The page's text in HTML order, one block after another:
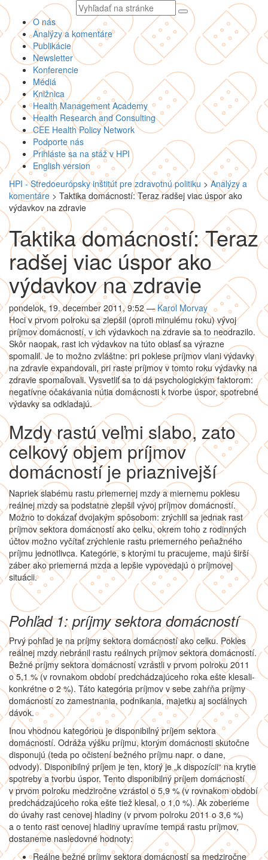
Vyhľadávaný
text
O nás
Analýzy a komentáre
Publikácie
Newsletter
Konferencie
Médiá
Knižnica
Health Management Academy
Health Research and Consulting
CEE Health Policy Network
Podporte nás
Prihláste sa na stáž v HPI
English version
HPI - Stredoeurópsky inštitút pre zdravotnú politiku >Analýzy a
komentáre > Taktika domácností: Teraz radšej viac úspor ako
výdavkov na zdravie
Taktika domácností: Teraz
radšej viac úspor ako
výdavkov na zdravie
pondelok, 19. december 2011, 9:52— Karol Morvay
Hoci v prvom polroku sa zlepšil (oproti minulému roku) vývoj
príjmov domácností, v ich výdavkoch na zdravie sa to neodrazilo.
Skôr naopak, rast ich výdavkov na túto oblasť sa výrazne
spomalil. Je to možno zvláštne: pri poklese príjmov vlani výdavky
na zdravie expandovali, pri raste príjmov v tomto roku výdavky na
zdravie spomaľovali. Vysvetliť sa to dá psychologickým faktorom:
negatívne očakávania nútia domácnosti k tvorbe úspor, spotrebné
výdavky sa odkladajú.
Mzdy rastú veľmi slabo, zato
celkový objem príjmov
domácností je priaznivejší
Napriek slabému rastu priemernej mzdy a miernemu poklesu
reálnej mzdy sa podstatne zlepšil vývoj príjmov domácností.
Možno to dokázať dvojakým spôsobom: zrýchlil sa jednak rast
príjmov sektora domácností ako celku, okrem toho z rodinných
účtov možno vyčítať zrýchlenie rastu priemerného peňažného
príjmu jednotlivca. Kategórie, s ktorými tu pracujeme, majú širší
záber ako priemerná mzda a lepšie vypovedajú o príjmovej
situácii.
Pohľad 1: príjmy sektora domácností
Prvý pohľad je na príjmy sektora domácností ako celku. Pokles
reálnej mzdy nebránil rastu reálnych príjmov sektora domácností.
Bežné príjmy sektora domácností vzrástli v prvom polroku 2011
o 5,1 % (v rovnakom období predchádzajúceho roka ešte klesali-
konkrétne o 2 %). Táto kategória príjmov v sebe zahŕňa príjmy
domácností zo zamestnania, podnikania, majetku aj sociálnych
dávok.
Inou vhodnou kategóriou je disponibilný príjem sektora
domácností. Odráža výšku príjmu, ktorým domácnosti skutočne
disponujú (teda po očistení bežného príjmu napr. o dane,
odvody). Disponibilný príjem je ten, ktorý je „k dispozícii“ na krytie
spotreby a tvorbu úspor. Tento disponibilný príjem domácností
v prvom polroku medziročne vzrástol o 5,9 % (v rovnakom období
predchádzajúceho roka ešte tiež klesal, o 1,0 %). Ak zoberieme
do úvahy rast cenovej hladiny (v prvom polroku 2011 o 3,6 %)
a o tento rast cenovej hladiny upravíme tempá rastu príjmov,
dostaneme nasledovné hodnoty:
Reálne bežné príjmy sektora domácností sa medziročne